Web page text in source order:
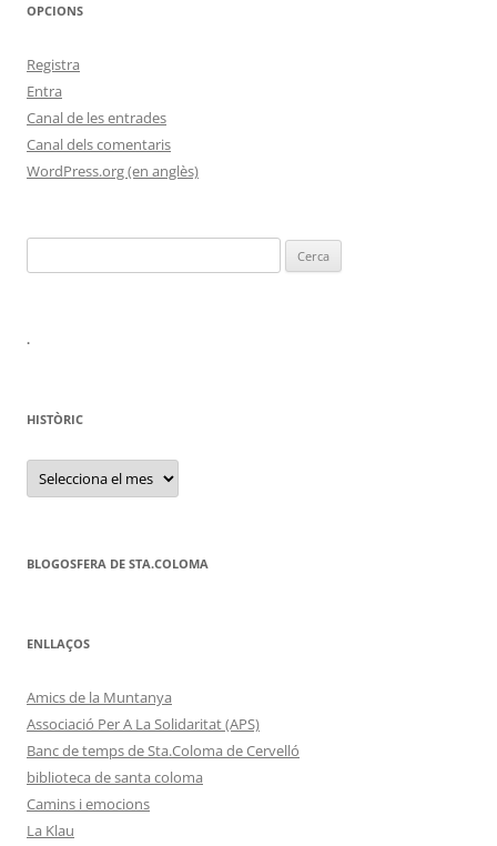
OPCIONS
Registra
Entra
Canal de les entrades
Canal dels comentaris
WordPress.org (en anglès)
.
HISTÒRIC
HISTÒRIC
BLOGOSFERA DE STA.COLOMA
ENLLAÇOS
Amics de la Muntanya
Associació Per A La Solidaritat (APS)
Banc de temps de Sta.Coloma de Cervelló
biblioteca de santa coloma
Camins i emocions
La Klau